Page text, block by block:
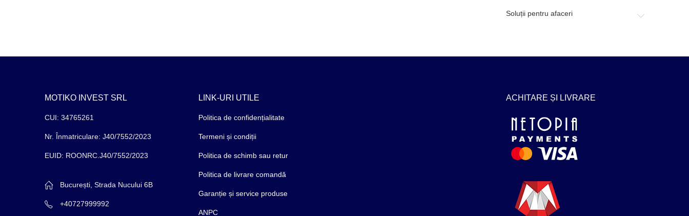
Soluții pentru afaceri
MOTIKO INVEST SRL
CUI: 34765261
Nr. Înmatriculare: J40/7552/2023
EUID: ROONRC.J40/7552/2023
București, Strada Nucului 6B
+40727999992
LINK-URI UTILE
Politica de confidențialitate
Termeni și condiții
Politica de schimb sau retur
Politica de livrare comandă
Garanție și service produse
ANPC
ACHITARE ȘI LIVRARE